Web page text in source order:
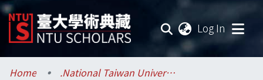
Log In
Communities & Collections
Home
.National Taiwan University / 國立臺灣大學